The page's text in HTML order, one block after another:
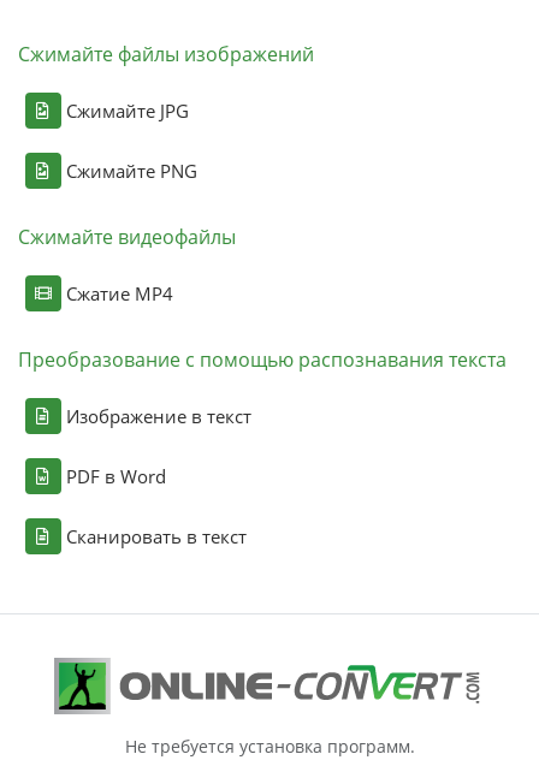
Сжимайте файлы изображений
Сжимайте JPG
Сжимайте PNG
Сжимайте видеофайлы
Сжатие MP4
Преобразование с помощью распознавания текста
Изображение в текст
PDF в Word
Сканировать в текст
Не требуется установка программ.